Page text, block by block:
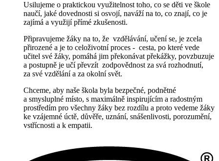
Usilujeme o praktickou využitelnost toho, co se děti ve škole
naučí, jaké dovednosti si osvojí, naváží na to, co znají, co je
zajímá a využijí přímé zkušenosti.
Připravujeme žáky na to, že vzdělávání, učení se, je zcela
přirozené a je to celoživotní proces - cesta, po které vede
učitel své žáky, pomáhá jim překonávat překážky, povzbuzuje
a postupně je učí převzít zodpovědnost za svá rozhodnutí,
za své vzdělání a za okolní svět.
Chceme, aby naše škola byla bezpečné, podnětné
a smysluplné místo, s maximálně inspirujícím a radostným
prostředím pro všechny žáky bez rozdílu a proto vedeme žáky
ke vzájemné úctě, důvěře, uznání, snášenlivosti, porozumění,
vstřícnosti a k empatii.